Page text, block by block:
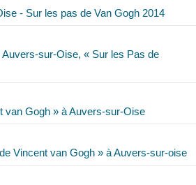
- Sur les pas de Van Gogh 2014
sur-Oise, « Sur les Pas de
van Gogh » à Auvers-sur-Oise
Vincent van Gogh » à Auvers-sur-oise